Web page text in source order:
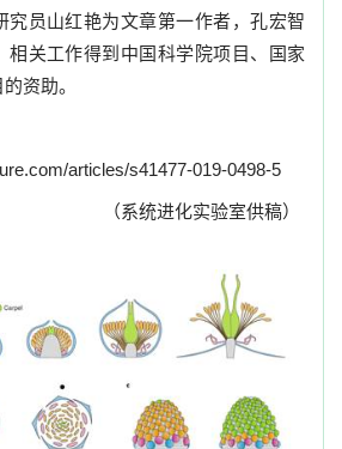
究员山红艳为文章第一作者，孔宏智
相关工作得到中国科学院项目、国家
资助。
articles/s41477-019-0498-5
（系统进化实验室供稿）